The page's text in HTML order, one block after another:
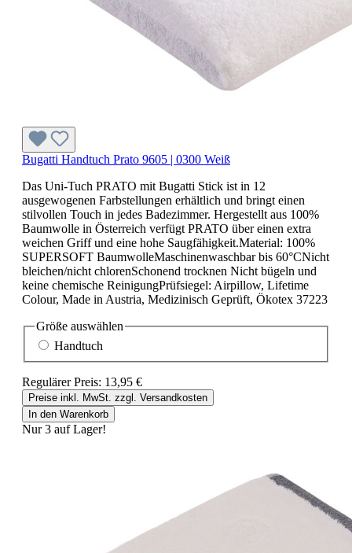
Bugatti Handtuch Prato 9605 | 0300 Weiß
Das Uni-Tuch PRATO mit Bugatti Stick ist in 12
ausgewogenen Farbstellungen erhältlich und bringt einen
stilvollen Touch in jedes Badezimmer. Hergestellt aus 100%
Baumwolle in Österreich verfügt PRATO über einen extra
weichen Griff und eine hohe Saugfähigkeit.Material: 100%
SUPERSOFT BaumwolleMaschinenwaschbar bis 60°CNicht
bleichen/nicht chlorenSchonend trocknen Nicht bügeln und
keine chemische ReinigungPrüfsiegel: Airpillow, Lifetime
Colour, Made in Austria, Medizinisch Geprüft, Ökotex 37223
Größe auswählen
Handtuch
Regulärer Preis: 13,95 €
Preise inkl. MwSt. zzgl. Versandkosten
In den Warenkorb
Nur 3 auf Lager!